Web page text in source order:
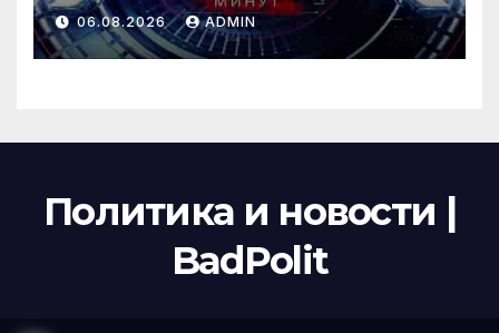
06.08.2026 ADMIN
Политика и новости |
BadPolit